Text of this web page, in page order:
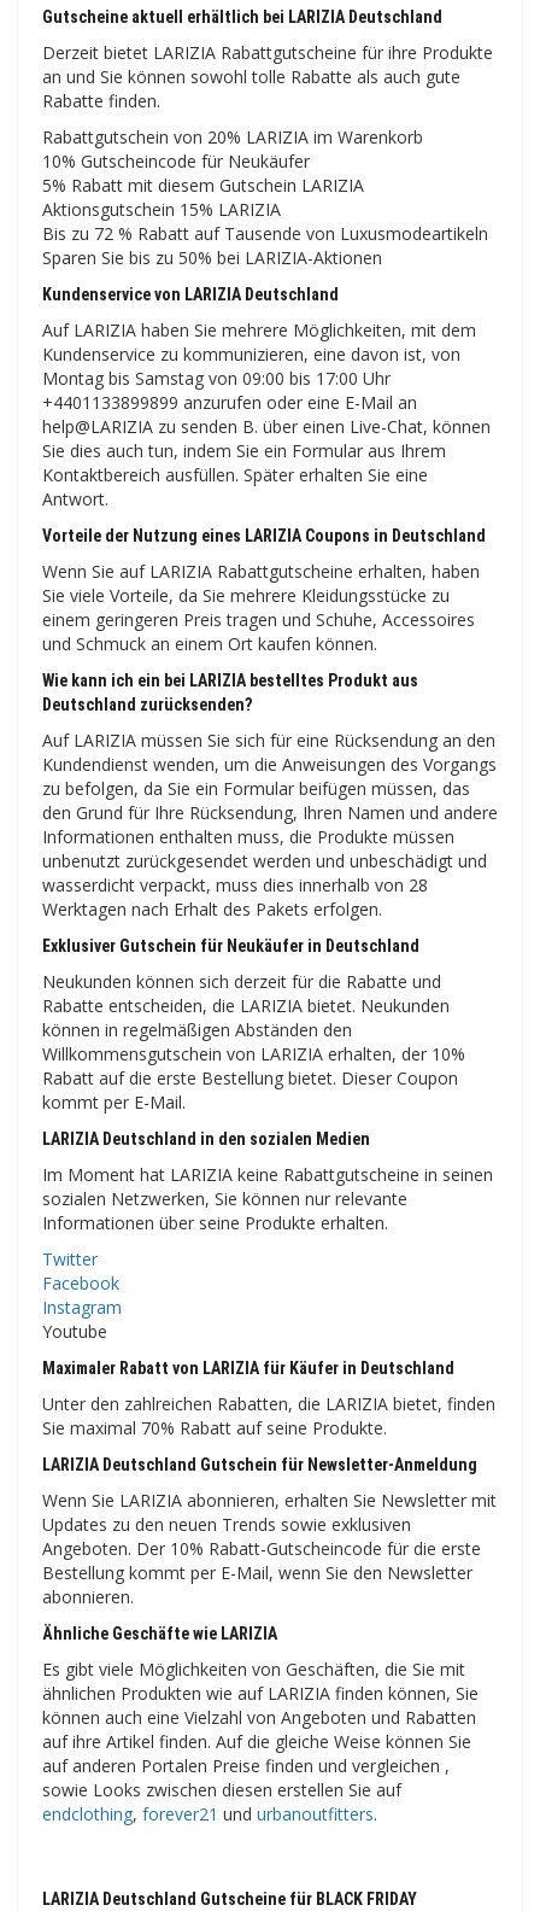
Gutscheine aktuell erhältlich bei LARIZIA Deutschland
Derzeit bietet LARIZIA Rabattgutscheine für ihre Produkte
an und Sie können sowohl tolle Rabatte als auch gute
Rabatte finden.
Rabattgutschein von 20% LARIZIA im Warenkorb
10% Gutscheincode für Neukäufer
5% Rabatt mit diesem Gutschein LARIZIA
Aktionsgutschein 15% LARIZIA
Bis zu 72 % Rabatt auf Tausende von Luxusmodeartikeln
Sparen Sie bis zu 50% bei LARIZIA-Aktionen
Kundenservice von LARIZIA Deutschland
Auf LARIZIA haben Sie mehrere Möglichkeiten, mit dem
Kundenservice zu kommunizieren, eine davon ist, von
Montag bis Samstag von 09:00 bis 17:00 Uhr
+4401133899899 anzurufen oder eine E-Mail an
help@LARIZIA zu senden B. über einen Live-Chat, können
Sie dies auch tun, indem Sie ein Formular aus Ihrem
Kontaktbereich ausfüllen. Später erhalten Sie eine
Antwort.
Vorteile der Nutzung eines LARIZIA Coupons in Deutschland
Wenn Sie auf LARIZIA Rabattgutscheine erhalten, haben
Sie viele Vorteile, da Sie mehrere Kleidungsstücke zu
einem geringeren Preis tragen und Schuhe, Accessoires
und Schmuck an einem Ort kaufen können.
Wie kann ich ein bei LARIZIA bestelltes Produkt aus
Deutschland zurücksenden?
Auf LARIZIA müssen Sie sich für eine Rücksendung an den
Kundendienst wenden, um die Anweisungen des Vorgangs
zu befolgen, da Sie ein Formular beifügen müssen, das
den Grund für Ihre Rücksendung, Ihren Namen und andere
Informationen enthalten muss, die Produkte müssen
unbenutzt zurückgesendet werden und unbeschädigt und
wasserdicht verpackt, muss dies innerhalb von 28
Werktagen nach Erhalt des Pakets erfolgen.
Exklusiver Gutschein für Neukäufer in Deutschland
Neukunden können sich derzeit für die Rabatte und
Rabatte entscheiden, die LARIZIA bietet. Neukunden
können in regelmäßigen Abständen den
Willkommensgutschein von LARIZIA erhalten, der 10%
Rabatt auf die erste Bestellung bietet. Dieser Coupon
kommt per E-Mail.
LARIZIA Deutschland in den sozialen Medien
Im Moment hat LARIZIA keine Rabattgutscheine in seinen
sozialen Netzwerken, Sie können nur relevante
Informationen über seine Produkte erhalten.
Twitter
Facebook
Instagram
Youtube
Maximaler Rabatt von LARIZIA für Käufer in Deutschland
Unter den zahlreichen Rabatten, die LARIZIA bietet, finden
Sie maximal 70% Rabatt auf seine Produkte.
LARIZIA Deutschland Gutschein für Newsletter-Anmeldung
Wenn Sie LARIZIA abonnieren, erhalten Sie Newsletter mit
Updates zu den neuen Trends sowie exklusiven
Angeboten. Der 10% Rabatt-Gutscheincode für die erste
Bestellung kommt per E-Mail, wenn Sie den Newsletter
abonnieren.
Ähnliche Geschäfte wie LARIZIA
Es gibt viele Möglichkeiten von Geschäften, die Sie mit
ähnlichen Produkten wie auf LARIZIA finden können, Sie
können auch eine Vielzahl von Angeboten und Rabatten
auf ihre Artikel finden. Auf die gleiche Weise können Sie
auf anderen Portalen Preise finden und vergleichen ,
sowie Looks zwischen diesen erstellen Sie auf
endclothing, forever21 und urbanoutfitters.
LARIZIA Deutschland Gutscheine für BLACK FRIDAY